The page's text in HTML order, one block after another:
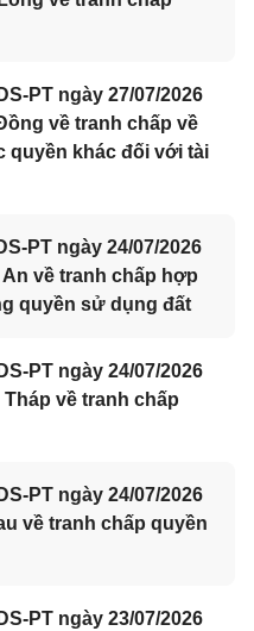
PT ngày 27/07/2026
về tranh chấp về
quyền khác đối với tài
PT ngày 24/07/2026
về tranh chấp hợp
quyền sử dụng đất
PT ngày 24/07/2026
về tranh chấp
PT ngày 24/07/2026
về tranh chấp quyền
PT ngày 23/07/2026